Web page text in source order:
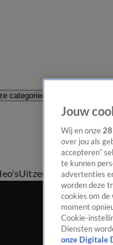
categorieën
UitzendingenPodcast
Jouw
Wij en onze 28
over jou als
accepteren”
te kunnen
advertenties
worden deze
cookies om
moment
Cookie-
Diensten
onze Digitale